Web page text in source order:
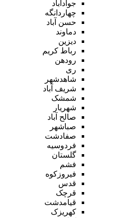
جوادآباد
چهاردانگه
حسن آباد
دماوند
دیزین
رباط کریم
رودهن
ری
شاهدشهر
شریف آباد
شمشک
شهریار
صالح آباد
صباشهر
صفادشت
فردوسیه
گلستان
فشم
فیروزکوه
قدس
قرچک
قیامدشت
کهریزک